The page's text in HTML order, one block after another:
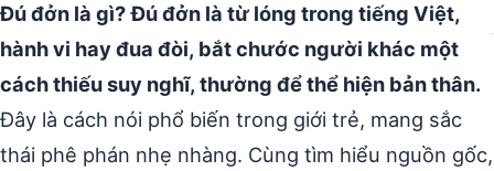
Đú đởn là gì? Đú đởn là từ lóng trong tiếng Việt, chỉ
hành vi hay đua đòi, bắt chước người khác một
cách thiếu suy nghĩ, thường để thể hiện bản thân.
Đây là cách nói phổ biến trong giới trẻ, mang sắc
thái phê phán nhẹ nhàng. Cùng tìm hiểu nguồn gốc,